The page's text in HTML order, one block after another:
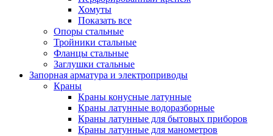
Хомуты
Показать все
Опоры стальные
Тройники стальные
Фланцы стальные
Заглушки стальные
Запорная арматура и электроприводы
Краны
Краны конусные латунные
Краны латунные водоразборные
Краны латунные для бытовых приборов
Краны латунные для манометров